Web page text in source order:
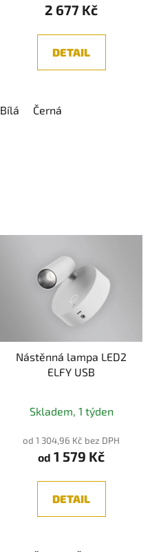
2 677 Kč
DETAIL
Bílá Černá
Nástěnná lampa LED2
ELFY USB
hodnocení
produktu
je
z
Skladem, 1 týden
od 1 304,96 Kč bez DPH
od 1 579 Kč
DETAIL